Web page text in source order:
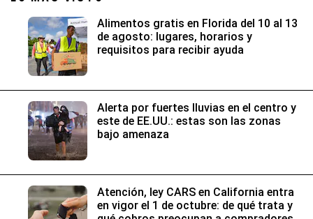
Alimentos gratis en Florida del 10 al 13
de agosto: lugares, horarios y
requisitos para recibir ayuda
Alerta por fuertes lluvias en el centro y
este de EE.UU.: estas son las zonas
bajo amenaza
Atención, ley CARS en California entra
en vigor el 1 de octubre: de qué trata y